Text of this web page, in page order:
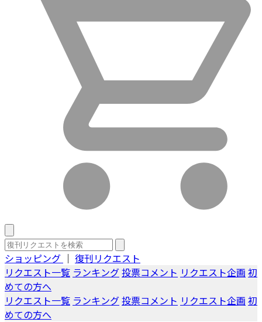
ショッピング ｜ 復刊リクエスト
リクエスト一覧 ランキング投票コメント リクエスト企画 初
めての方へ
リクエスト一覧 ランキング投票コメント リクエスト企画 初
めての方へ